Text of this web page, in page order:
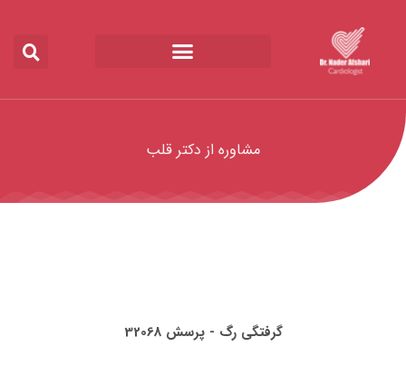
مشاوره از دکتر قلب
گرفتگی رگ - پرسش 32068